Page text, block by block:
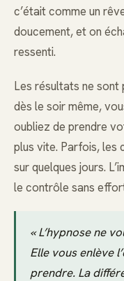
c’était comme un
doucement, et on
ressenti.
Les résultats ne sont
dès le soir même,
oubliez de prendre
plus vite. Parfois, les
sur quelques jours.
le contrôle sans
« L’hypnose ne
Elle vous enlève
prendre. La